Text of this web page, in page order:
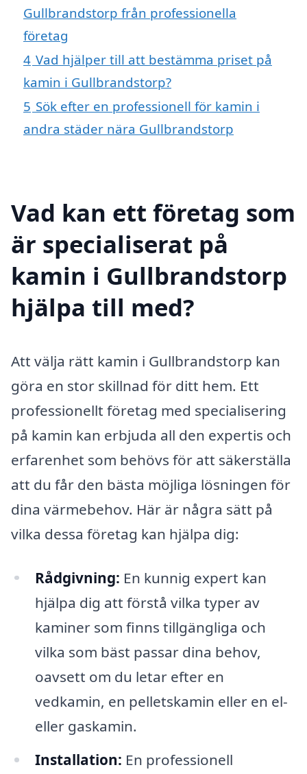
Gullbrandstorp från professionella
företag
4 Vad hjälper till att bestämma priset på
kamin i Gullbrandstorp?
5 Sök efter en professionell för kamin i
andra städer nära Gullbrandstorp
Vad kan ett företag som
är specialiserat på
kamin i Gullbrandstorp
hjälpa till med?
Att välja rätt kamin i Gullbrandstorp kan
göra en stor skillnad för ditt hem. Ett
professionellt företag med specialisering
på kamin kan erbjuda all den expertis och
erfarenhet som behövs för att säkerställa
att du får den bästa möjliga lösningen för
dina värmebehov. Här är några sätt på
vilka dessa företag kan hjälpa dig:
Rådgivning: En kunnig expert kan
hjälpa dig att förstå vilka typer av
kaminer som finns tillgängliga och
vilka som bäst passar dina behov,
oavsett om du letar efter en
vedkamin, en pelletskamin eller en el-
eller gaskamin.
Installation: En professionell